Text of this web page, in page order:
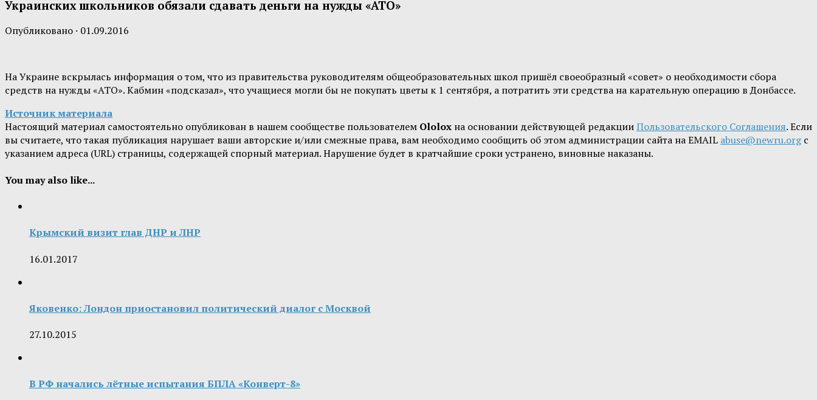
Украинских школьников обязали сдавать деньги на нужды «АТО»
Опубликовано · 01.09.2016
На Украине вскрылась информация о том, что из правительства руководителям общеобразовательных школ пришёл своеобразный «совет» о необходимости сбора
средств на нужды «АТО». Кабмин «подсказал», что учащиеся могли бы не покупать цветы к 1 сентября, а потратить эти средства на карательную операцию в Донбассе.
Источник материала
Настоящий материал самостоятельно опубликован в нашем сообществе пользователем Ololox на основании действующей редакцииПользовательского Соглашения. Если
вы считаете, что такая публикация нарушает ваши авторские и/или смежные права, вам необходимо сообщить об этом администрации сайта на EMAIL abuse@newru.orgс
указанием адреса (URL) страницы, содержащей спорный материал. Нарушение будет в кратчайшие сроки устранено, виновные наказаны.
You may also like...
Крымский визит глав ДНР и ЛНР
16.01.2017
Яковенко: Лондон приостановил политический диалог с Москвой
27.10.2015
В РФ начались лётные испытания БПЛА «Конверт-8»